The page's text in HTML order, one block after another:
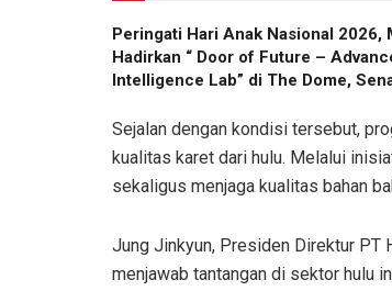
Peringati Hari Anak Nasional 2026,
Hadirkan “ Door of Future –
Intelligence Lab” di The Dome,
Sejalan dengan kondisi tersebut,
kualitas karet dari hulu. Melalui
sekaligus menjaga kualitas bahan
Jung Jinkyun, Presiden Direktur PT
menjawab tantangan di sektor hulu